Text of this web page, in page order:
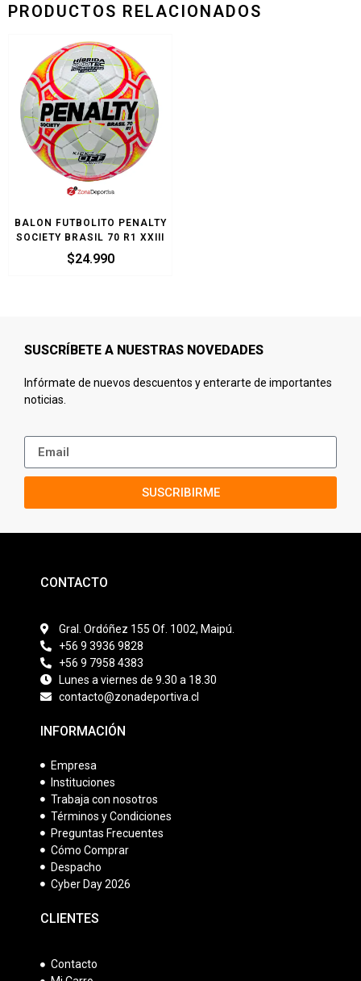
PRODUCTOS RELACIONADOS
BALON FUTBOLITO PENALTY
SOCIETY BRASIL 70 R1 XXIII
$24.990
SUSCRÍBETE A NUESTRAS NOVEDADES
Infórmate de nuevos descuentos y enterarte de importantes
noticias.
SUSCRIBIRME
CONTACTO
Gral. Ordóñez 155 Of. 1002, Maipú.
+56 9 3936 9828
+56 9 7958 4383
Lunes a viernes de 9.30 a 18.30
contacto@zonadeportiva.cl
INFORMACIÓN
Empresa
Instituciones
Trabaja con nosotros
Términos y Condiciones
Preguntas Frecuentes
Cómo Comprar
Despacho
Cyber Day 2026
CLIENTES
Contacto